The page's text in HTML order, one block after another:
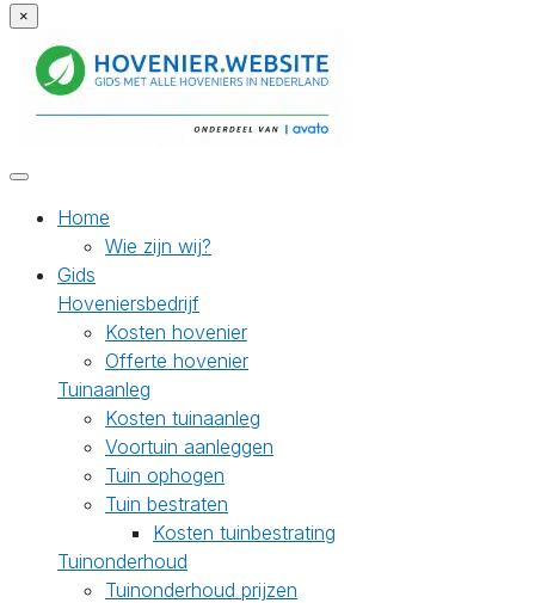
×
Home
Wie zijn wij?
Gids
Hoveniersbedrijf
Kosten hovenier
Offerte hovenier
Tuinaanleg
Kosten tuinaanleg
Voortuin aanleggen
Tuin ophogen
Tuin bestraten
Kosten tuinbestrating
Tuinonderhoud
Tuinonderhoud prijzen